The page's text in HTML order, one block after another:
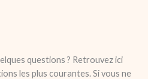
questions ? Retrouvez ici
les plus courantes. Si vous ne